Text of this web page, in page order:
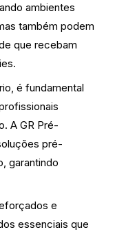
ambientes
também podem
que recebam
é fundamental
A GR Pré-
pré-
garantindo
e
essenciais que